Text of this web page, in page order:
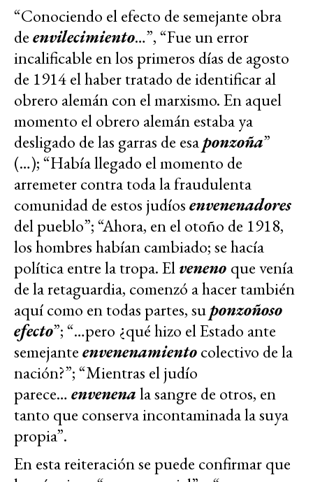
“Conociendo el efecto de semejante obra
deenvilecimiento…”, “Fue un error
incalificable en los primeros días de agosto
de 1914 el haber tratado de identificar al
obrero alemán con el marxismo. En aquel
momento el obrero alemán estaba ya
desligado de las garras de esaponzoña”
(…); “Había llegado el momento de
arremeter contra toda la fraudulenta
comunidad de estos judíosenvenenadores
del pueblo”; “Ahora, en el otoño de 1918,
los hombres habían cambiado; se hacía
política entre la tropa. Elveneno que venía
de la retaguardia, comenzó a hacer también
aquí como en todas partes, suponzoñoso
efecto”; “…pero ¿qué hizo el Estado ante
semejanteenvenenamientocolectivo de la
nación?”; “Mientras el judío
parece…envenenala sangre de otros, en
tanto que conserva incontaminada la suya
propia”.
En esta reiteración se puede confirmar que